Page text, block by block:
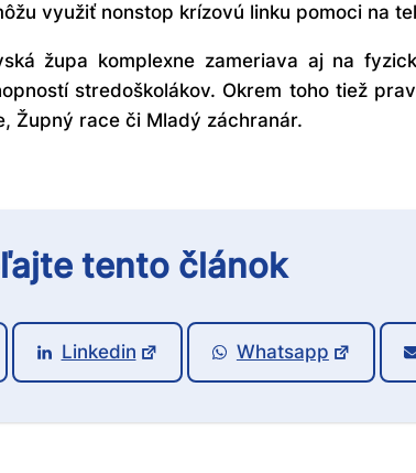
využiť nonstop krízovú linku pomoci na
župa komplexne zameriava aj na
stredoškolákov. Okrem toho tiež
Župný race či Mladý záchranár.
tento článok
Linkedin Whatsapp